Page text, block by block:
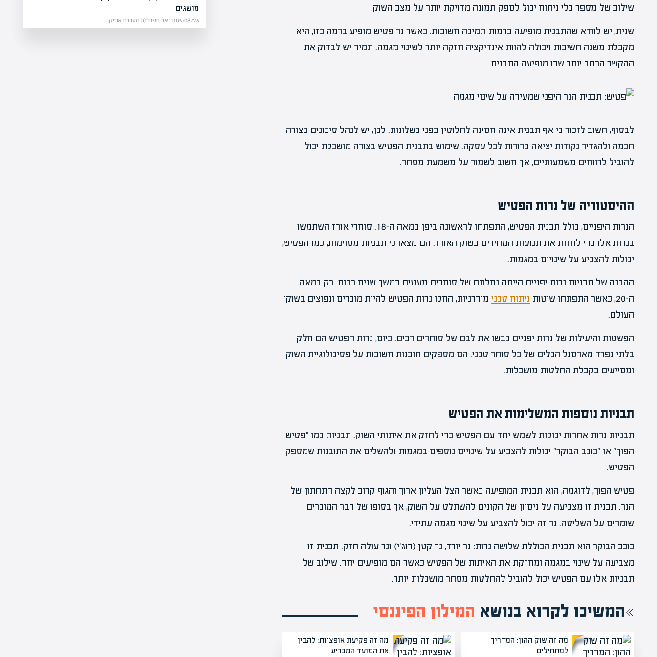
שילוב של מספר כלי ניתוח יכול לספק תמונה מדויקת יותר על מצב השוק.
שנית, יש לוודא שהתבנית מופיעה ברמות תמיכה חשובות. כאשר נר פטיש מופיע ברמה כזו, היא
מקבלת משנה חשיבות ויכולה להוות אינדיקציה חזקה יותר לשינוי מגמה. תמיד יש לבדוק את
ההקשר הרחב יותר שבו מופיעה התבנית.
לבסוף, חשוב לזכור כי אף תבנית אינה חסינה לחלוטין בפני כשלונות. לכן, יש לנהל סיכונים בצורה
חכמה ולהגדיר נקודות יציאה ברורות לכל עסקה. שימוש בתבנית הפטיש בצורה מושכלת יכול
להוביל לרווחים משמעותיים, אך חשוב לשמור על משמעת מסחר.
ההיסטוריה של נרות הפטיש
הנרות היפניים, כולל תבנית הפטיש, התפתחו לראשונה ביפן במאה ה-18. סוחרי אורז השתמשו
בנרות אלו כדי לחזות את תנועות המחירים בשוק האורז. הם מצאו כי תבניות מסוימות, כמו הפטיש,
יכולות להצביע על שינויים במגמות.
ההבנה של תבניות נרות יפניים הייתה נחלתם של סוחרים מעטים במשך שנים רבות. רק במאה
ה-20, כאשר התפתחו שיטות
ניתוח טכני מודרניות, החלו נרות הפטיש להיות מוכרים ונפוצים בשוקי
העולם.
הפשטות והיעילות של נרות יפניים כבשו את לבם של סוחרים רבים. כיום, נרות הפטיש הם חלק
בלתי נפרד מארסנל הכלים של כל סוחר טכני. הם מספקים תובנות חשובות על פסיכולוגיית השוק
ומסייעים בקבלת החלטות מושכלות.
תבניות נוספות המשלימות את הפטיש
תבניות נרות אחרות יכולות לשמש יחד עם הפטיש כדי לחזק את איתותי השוק. תבניות כמו "פטיש
הפוך" או "כוכב הבוקר" יכולות להצביע על שינויים נוספים במגמות ולהשלים את התובנות שמספק
הפטיש.
פטיש הפוך, לדוגמה, הוא תבנית המופיעה כאשר הצל העליון ארוך והגוף קרוב לקצה התחתון של
הנר. תבנית זו מצביעה על ניסיון של הקונים להשתלט על השוק, אך בסופו של דבר המוכרים
שומרים על השליטה. נר זה יכול להצביע על שינוי מגמה עתידי.
כוכב הבוקר הוא תבנית הכוללת שלושה נרות: נר יורד, נר קטן (דוג'י) ונר עולה חזק. תבנית זו
מצביעה על שינוי במגמה ומחזקת את האיתות של הפטיש כאשר הם מופיעים יחד. שילוב של
תבניות אלו עם הפטיש יכול להוביל להחלטות מסחר מושכלות יותר.
המשיכו לקרוא בנושא המילון הפיננסי
מה זה שוק ההון: המדריך
למתחילים
מה זה פקיעת אופציות: להבין
את המועד המכריע
מושגים
03/08/26 (כ׳ אב תשפ״ו) | מערכת אפיק